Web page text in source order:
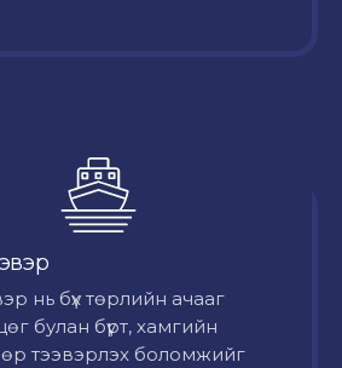
нь бүх төрлийн ачааг
булан бүрт, хамгийн
тээвэрлэх боломжийг